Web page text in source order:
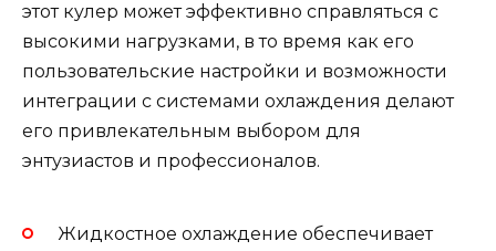
этот кулер может эффективно справляться с
высокими нагрузками, в то время как его
пользовательские настройки и возможности
интеграции с системами охлаждения делают
его привлекательным выбором для
энтузиастов и профессионалов.
Жидкостное охлаждение обеспечивает